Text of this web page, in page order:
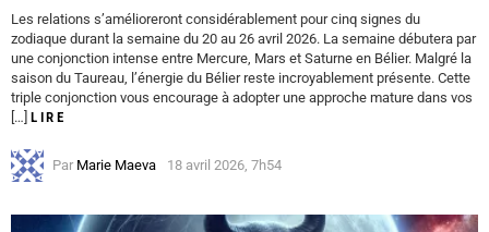
Les relations s’amélioreront considérablement pour cinq signes du
zodiaque durant la semaine du 20 au 26 avril 2026. La semaine débutera par
une conjonction intense entre Mercure, Mars et Saturne en Bélier. Malgré la
saison du Taureau, l’énergie du Bélier reste incroyablement présente. Cette
triple conjonction vous encourage à adopter une approche mature dans vos
[…] LIRE
Par Marie Maeva 18 avril 2026, 7h54